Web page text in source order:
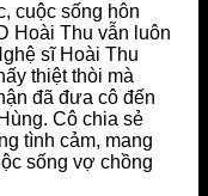
cuộc sống hôn
Hoài Thu vẫn luôn
sĩ Hoài Thu
thiệt thòi mà
đã đưa cô đến
Cô chia sẻ
tình cảm, mang
sống vợ chồng